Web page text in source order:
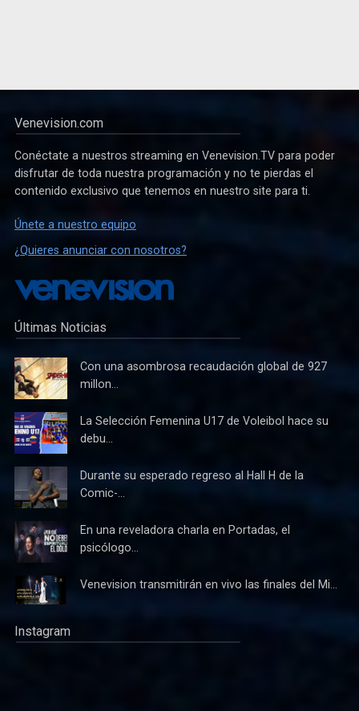
Venevision.com
Conéctate a nuestros streaming en Venevision.TV para poder
disfrutar de toda nuestra programación y no te pierdas el
contenido exclusivo que tenemos en nuestro site para ti.
Únete a nuestro equipo
¿Quieres anunciar con nosotros?
Últimas Noticias
Con una asombrosa recaudación global de 927
millon...
La Selección Femenina U17 de Voleibol hace su
debu...
Durante su esperado regreso al Hall H de la
Comic-...
En una reveladora charla en Portadas, el
psicólogo...
Venevision transmitirán en vivo las finales del Mi...
Instagram